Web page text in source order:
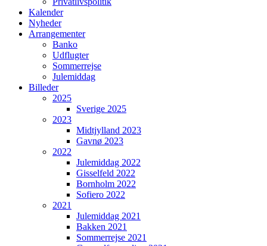
hjælper
hinanden
Kalender
Nyheder
Arrangementer
Banko
Udflugter
Sommerrejse
Julemiddag
Billeder
2025
Sverige 2025
2023
Midtjylland 2023
Gavnø 2023
2022
Julemiddag 2022
Gisselfeld 2022
Bornholm 2022
Sofiero 2022
2021
Julemiddag 2021
Bakken 2021
Sommerrejse 2021